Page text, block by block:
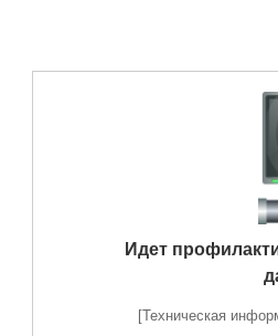
Идет
[Техническая